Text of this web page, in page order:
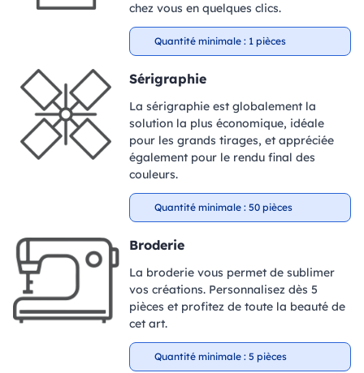
chez vous en quelques clics.
Quantité minimale : 1 pièces
Sérigraphie
La sérigraphie est globalement la
solution la plus économique, idéale
pour les grands tirages, et appréciée
également pour le rendu final des
couleurs.
Quantité minimale : 50 pièces
Broderie
La broderie vous permet de sublimer
vos créations. Personnalisez dès 5
pièces et profitez de toute la beauté de
cet art.
Quantité minimale : 5 pièces